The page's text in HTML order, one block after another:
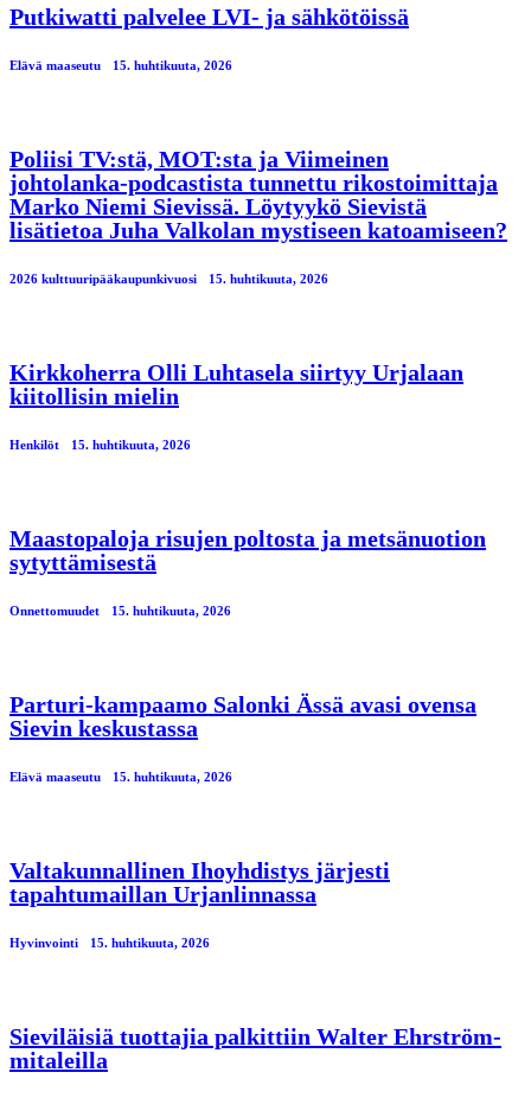
Putkiwatti palvelee LVI- ja sähkötöissä
Elävä maaseutu 15. huhtikuuta, 2026
Poliisi TV:stä, MOT:sta ja Viimeinen
johtolanka-podcastista tunnettu rikostoimittaja
Marko Niemi Sievissä. Löytyykö Sievistä
lisätietoa Juha Valkolan mystiseen katoamiseen?
2026 kulttuuripääkaupunkivuosi 15. huhtikuuta, 2026
Kirkkoherra Olli Luhtasela siirtyy Urjalaan
kiitollisin mielin
Henkilöt 15. huhtikuuta, 2026
Maastopaloja risujen poltosta ja metsänuotion
sytyttämisestä
Onnettomuudet 15. huhtikuuta, 2026
Parturi-kampaamo Salonki Ässä avasi ovensa
Sievin keskustassa
Elävä maaseutu 15. huhtikuuta, 2026
Valtakunnallinen Ihoyhdistys järjesti
tapahtumaillan Urjanlinnassa
Hyvinvointi 15. huhtikuuta, 2026
Sieviläisiä tuottajia palkittiin Walter Ehrström-
mitaleilla